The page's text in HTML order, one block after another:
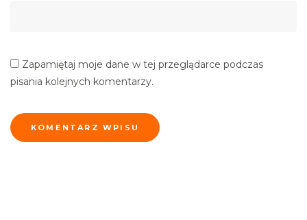
Zapamiętaj moje dane w tej przeglądarce podczas
pisania kolejnych komentarzy.